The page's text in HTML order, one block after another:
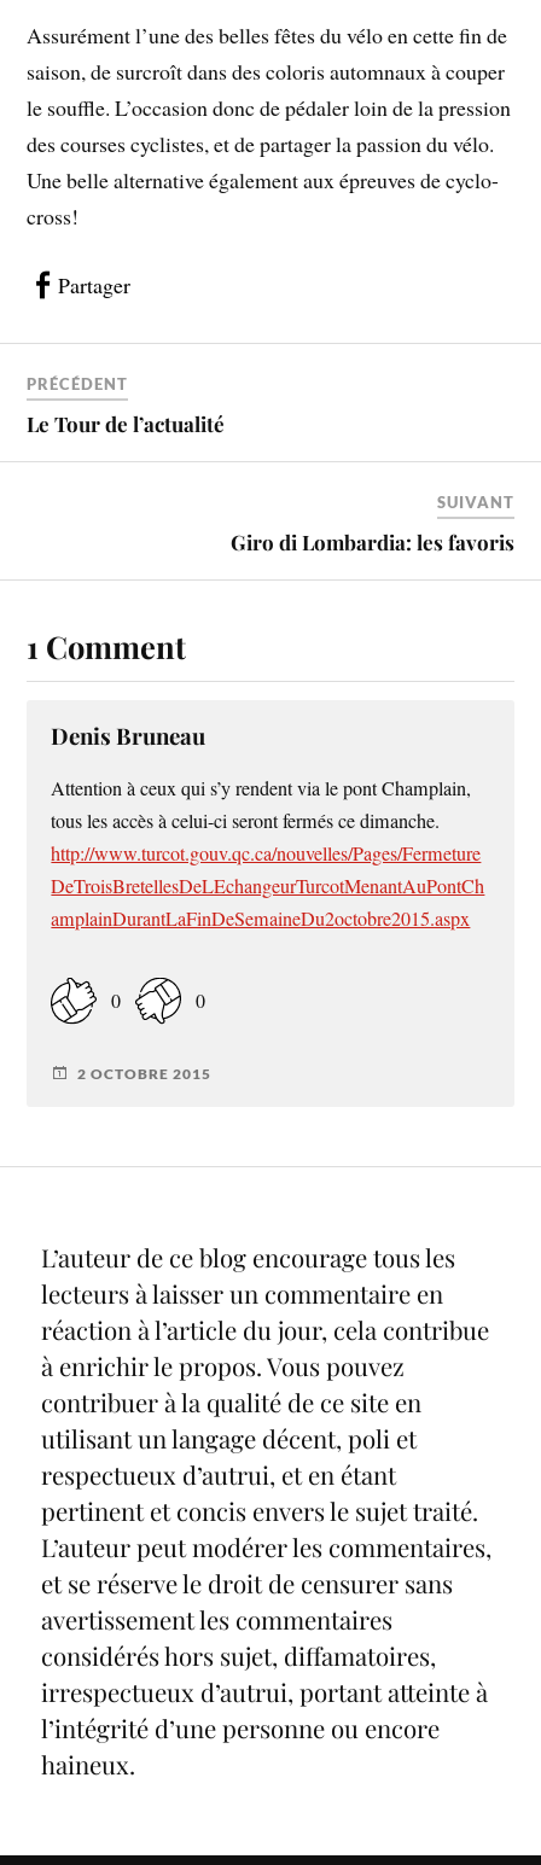
Assurément l’une des belles fêtes du vélo en cette fin de
saison, de surcroît dans des coloris automnaux à couper
le souffle. L’occasion donc de pédaler loin de la pression
des courses cyclistes, et de partager la passion du vélo.
Une belle alternative également aux épreuves de cyclo-
cross!
Partager
PRÉCÉDENT
Le Tour de l’actualité
SUIVANT
Giro di Lombardia: les favoris
1 Comment
Denis Bruneau
Attention à ceux qui s’y rendent via le pont Champlain,
tous les accès à celui-ci seront fermés ce dimanche.
http://www.turcot.gouv.qc.ca/nouvelles/Pages/Fermeture
DeTroisBretellesDeLEchangeurTurcotMenantAuPontCh
amplainDurantLaFinDeSemaineDu2octobre2015.aspx
0 0
2 OCTOBRE 2015
L’auteur de ce blog encourage tous les
lecteurs à laisser un commentaire en
réaction à l’article du jour, cela contribue
à enrichir le propos. Vous pouvez
contribuer à la qualité de ce site en
utilisant un langage décent, poli et
respectueux d’autrui, et en étant
pertinent et concis envers le sujet traité.
L’auteur peut modérer les commentaires,
et se réserve le droit de censurer sans
avertissement les commentaires
considérés hors sujet, diffamatoires,
irrespectueux d’autrui, portant atteinte à
l’intégrité d’une personne ou encore
haineux.